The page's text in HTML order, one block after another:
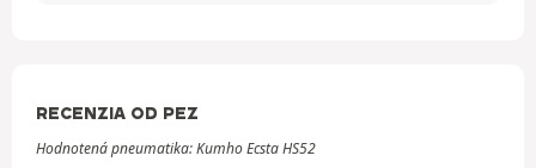
RECENZIA OD PEZ
Hodnotená pneumatika: Kumho Ecsta HS52